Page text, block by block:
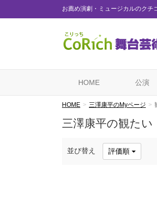
お薦め演劇・ミュージカルのクチ
HOME 公演
HOME 三澤康平のMyページ
三澤康平の観た
並び替え 評価順